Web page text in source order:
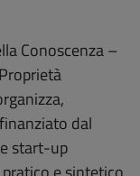
Conoscenza –
dal
start-up